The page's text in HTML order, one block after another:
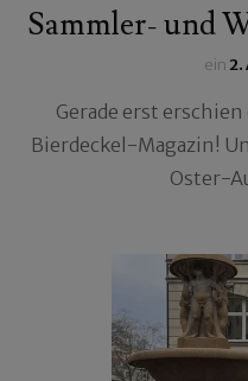
Sammler- und
ein2.
Gerade erst
Bierdeckel-Magazin!
Oster-